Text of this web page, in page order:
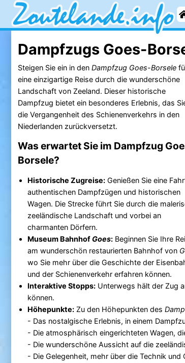
Dampfzugs Goes-
Steigen Sie ein in den Dampfzug Goes-Borsele
eine einzigartige Reise durch die wunderschöne
Landschaft von Zeeland. Dieser historische
Dampfzug bietet ein besonderes Erlebnis, das
die Vergangenheit des Schienenverkehrs in den
Niederlanden zurückversetzt.
Was erwartet Sie im Dampfzug
Borsele?
Historische Zugreise:Genießen Sie eine
authentischen Dampfzügen und historischen
Wagen. Die Strecke führt Sie durch die
zeeländische Landschaft und vorbei an
charmanten Dörfern.
Museum Bahnhof Goes:Beginnen Sie Ihre
am wunderschön restaurierten Bahnhof von
wo Sie mehr über die Geschichte der
und der Schienenverkehr erfahren können.
Interaktive Stopps:Unterwegs hält der Zug
können.
Höhepunkte:Zu den Höhepunkten des
- Das nostalgische Erlebnis, in einem
- Die atmosphärisch eingerichteten Wagen,
- Die wunderschöne Aussicht auf die
- Die Gelegenheit, mehr über die Technik